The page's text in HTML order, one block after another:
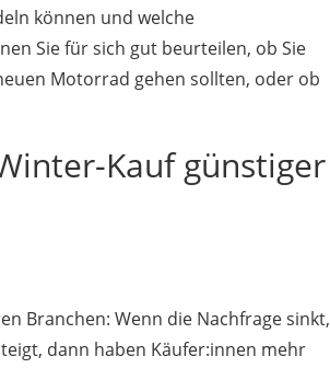
können und welche
Sie für sich gut beurteilen, ob Sie
Motorrad gehen sollten, oder ob
günstiger
Branchen: Wenn die Nachfrage sinkt,
dann haben Käufer:innen mehr